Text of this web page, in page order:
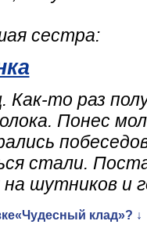
сестра:
Как-то раз
Понес
стали.
на шутников и
клад»? ↓